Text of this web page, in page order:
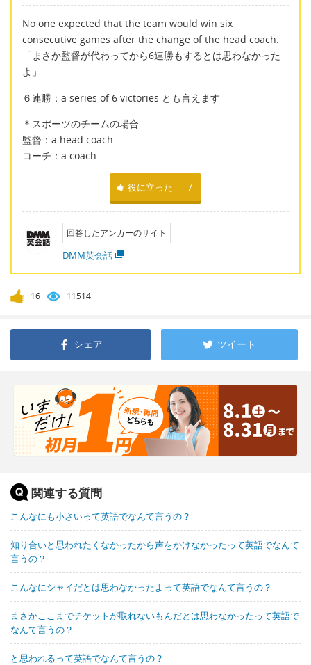
No one expected that the team would win six
consecutive games after the change of the head coach.
「まさか監督が代わってから6連勝もするとは思わなかった
よ」
６連勝：a series of 6 victories とも言えます
＊スポーツのチームの場合
監督：a head coach
コーチ：a coach
役に立った 7
回答したアンカーのサイト
DMM英会話
16 11514
シェア ツイート
関連する質問
こんなにも小さいって英語でなんて言うの？
知り合いと思われたくなかったから声をかけなかったって英語でなんて
言うの？
こんなにシャイだとは思わなかったよって英語でなんて言うの？
まさかここまでチケットが取れないもんだとは思わなかったって英語で
なんて言うの？
と思われるって英語でなんて言うの？